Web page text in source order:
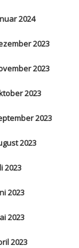
2024
2023
2023
2023
2023
2023
2023
2023
2023
2023